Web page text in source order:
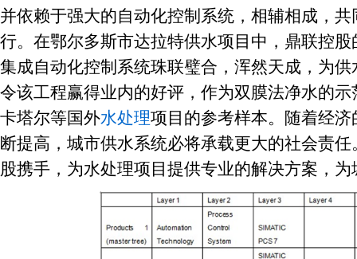
并依赖于强大的自动化控制系统，相辅相成，
行。在鄂尔多斯市达拉特供水项目中，鼎联控
集成自动化控制系统珠联璧合，浑然天成，为
令该工程赢得业内的好评，作为双膜法净水的
卡塔尔等国外水处理项目的参考样本。随着经
断提高，城市供水系统必将承载更大的社会责
股携手，为水处理项目提供专业的解决方案，